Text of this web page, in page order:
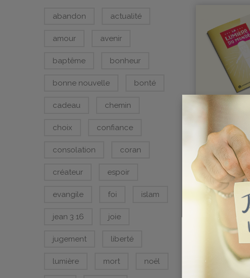
abandon actualité
amour avenir
baptême bonheur
bonne nouvelle bonté
cadeau chemin
choix confiance
consolation coran
créateur espoir
evangile foi islam
jean 3 16 joie
jugement liberté
lumière mort noël
MONDE
CHF 0.00